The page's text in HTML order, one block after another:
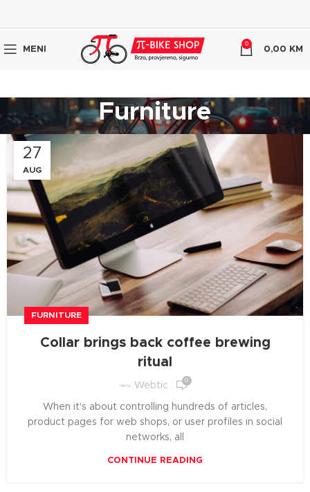
MENI
0
0,00 KM
Furniture
27
AUG
FURNITURE
Collar brings back coffee brewing
ritual
Webtic 0
When it's about controlling hundreds of articles,
product pages for web shops, or user profiles in social
networks, all
CONTINUE READING